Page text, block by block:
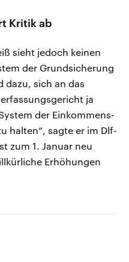
Kritik ab
sieht jedoch keinen
der Grundsicherung
dazu, sich an das
ja
der Einkommens-
halten“, sagte er im Dlf-
zum 1. Januar neu
Erhöhungen